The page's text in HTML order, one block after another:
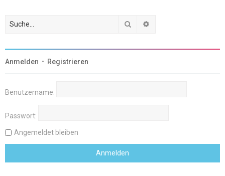
Suche
Anmelden • Registrieren
Benutzername:
Passwort:
Angemeldet bleiben